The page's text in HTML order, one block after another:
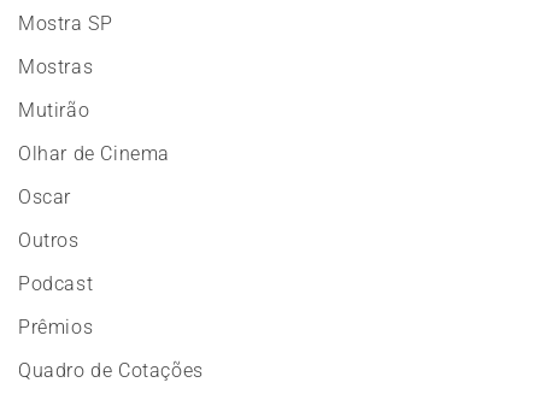
Mostra SP
Mostras
Mutirão
Olhar de Cinema
Oscar
Outros
Podcast
Prêmios
Quadro de Cotações